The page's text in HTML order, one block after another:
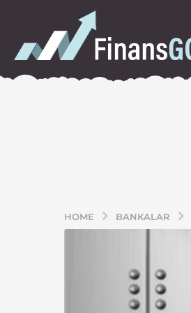
HOME BANKALAR